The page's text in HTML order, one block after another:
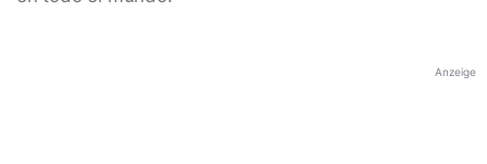
Anzeige